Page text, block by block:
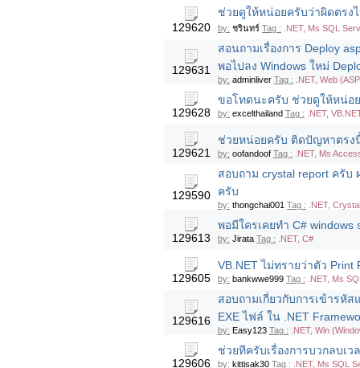
129620
ช่วยดูให้หน่อยครับว่าผิดตรง
by: ชรินทร์ Tag : .NET, Ms SQL
129631
สอนถามเรื่องการ Deploy
พอไปลง Windows ใหม่
by: adminliver Tag : .NET, Web
129628
ขอโทดนะครับ ช่วยดูให้หน่อ
by: excelthailand Tag : .NET,
129621
ช่วยหน่อยครับ ติดปัญหาตรง
by: oofandoof Tag : .NET, Ms
129590
สอบถาม crystal report ครับ
ครับ
by: thongchai001 Tag : .NET,
129613
พอมีใครเคยทำ C# windows
by: Jirata Tag : .NET, C#
129605
VB.NET ไม่ทรายว่าตัว
by: bankwwe999 Tag : .NET, Ms
129616
สอบถามเกี่ยวกับการเข้ารหั
EXE ไฟล์ ใน .NET
by: Easy123 Tag : .NET, Win
129606
ช่วยทีครับเรื่องการบวกลบเ
by: kittisak30 Tag : .NET, Ms SQL